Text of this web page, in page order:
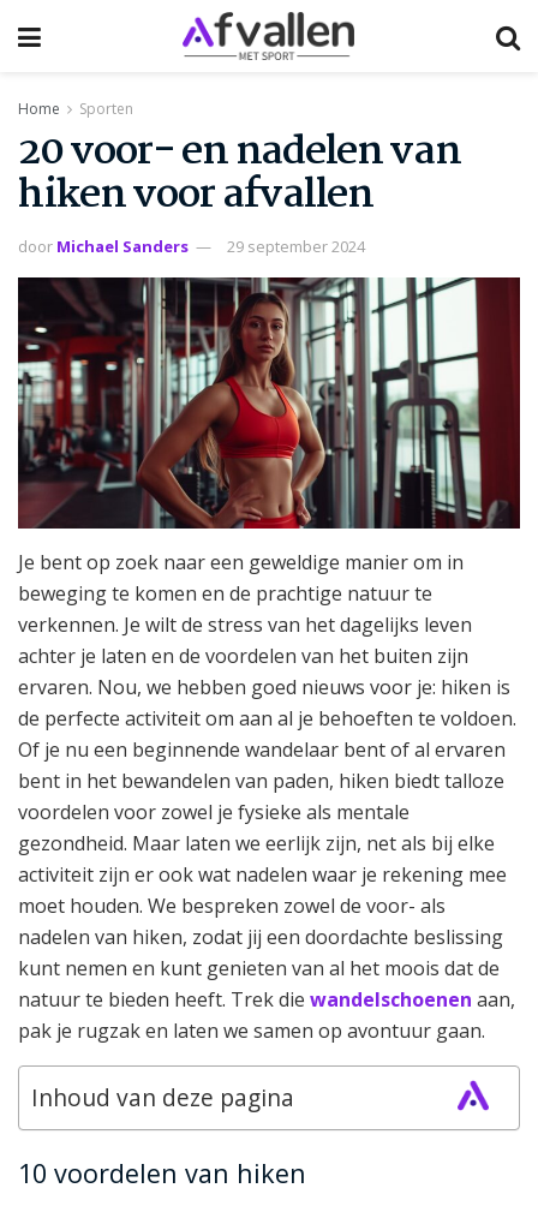
Home Sporten
20 voor- en nadelen van
hiken voor afvallen
door Michael Sanders 29 september 2024
Je bent op zoek naar een geweldige manier om in
beweging te komen en de prachtige natuur te
verkennen. Je wilt de stress van het dagelijks leven
achter je laten en de voordelen van het buiten zijn
ervaren. Nou, we hebben goed nieuws voor je: hiken is
de perfecte activiteit om aan al je behoeften te voldoen.
Of je nu een beginnende wandelaar bent of al ervaren
bent in het bewandelen van paden, hiken biedt talloze
voordelen voor zowel je fysieke als mentale
gezondheid. Maar laten we eerlijk zijn, net als bij elke
activiteit zijn er ook wat nadelen waar je rekening mee
moet houden. We bespreken zowel de voor- als
nadelen van hiken, zodat jij een doordachte beslissing
kunt nemen en kunt genieten van al het moois dat de
natuur te bieden heeft. Trek die wandelschoenen aan,
pak je rugzak en laten we samen op avontuur gaan.
Inhoud van deze pagina
10 voordelen van hiken